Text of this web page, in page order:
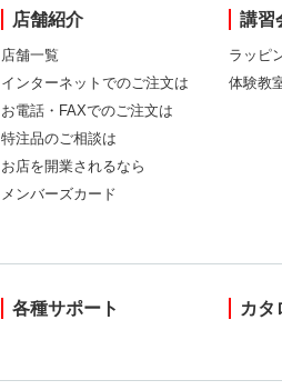
店舗紹介
店舗一覧
インターネットでのご注文は
お電話・FAXでのご注文は
特注品のご相談は
お店を開業されるなら
メンバーズカード
講習
ラッピ
体験教
各種サポート カタ